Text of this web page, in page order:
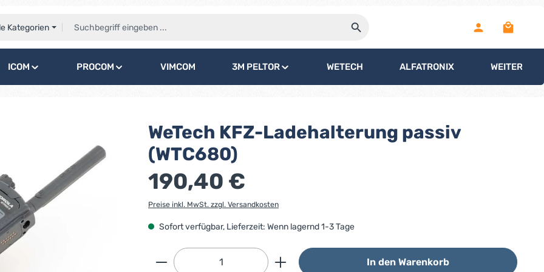
Kategorien
ICOM PROCOM VIMCOM 3M PELTOR WETECH ALFATRONIX WEITERE
WeTech KFZ-Ladehalterung passiv
(WTC680)
190,40 €
Preise inkl. MwSt. zzgl. Versandkosten
Sofort verfügbar, Lieferzeit: Wenn lagernd 1-3 Tage
Produkt Anzahl: Gib den gewünschten Wert ein oder
In den Warenkorb